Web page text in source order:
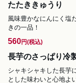
たたききゅうり
風味豊かなにんにく塩
きの一品！
560円(税込)
長芋のさっぱり冷
シャキシャキした長芋
とした味わいと心地よ